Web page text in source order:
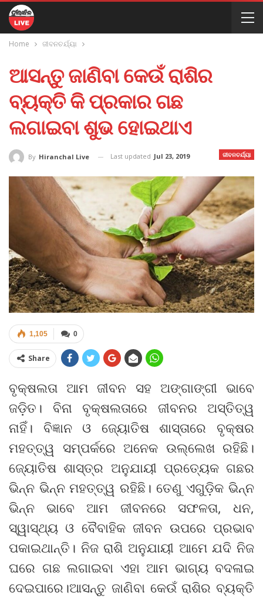
Home ଜୀବନଚର୍ଯ୍ୟା
ଆସନ୍ତୁ ଜାଣିବା କେଉଁ ରାଶିର
ବ୍ୟକ୍ତି କି ପ୍ରକାର ଗଛ
ଲଗାଇବା ଶୁଭ ହୋଇଥାଏ
ଜୀବନଚର୍ଯ୍ୟା
By Hiranchal Live Last updated Jul 23, 2019
0
1,105
Share
ବୃକ୍ଷଲତା ଆମ ଜୀବନ ସହ ଅଙ୍ଗାଙ୍ଗୀ ଭାବେ
ଜଡ଼ିତ। ବିନା ବୃକ୍ଷଲତାରେ ଜୀବନର ଅସ୍ତିତ୍ୱ
ନାହିଁ। ବିଜ୍ଞାନ ଓ ଜ୍ୟୋତିଷ ଶାସ୍ତାରେ ବୃକ୍ଷର
ମହତ୍ତ୍ୱ ସମ୍ପର୍କରେ ଅନେକ ଉଲ୍ଲେଖ ରହିଛି।
ଜ୍ୟୋତିଷ ଶାସ୍ତ୍ର ଅନୁଯାୟୀ ପ୍ରତ୍ୟେକ ଗଛର
ଭିନ୍ନ ଭିନ୍ନ ମହତ୍ତ୍ୱ ରହିଛି। ତେଣୁ ଏଗୁଡ଼ିକ ଭିନ୍ନ
ଭିନ୍ନ ଭାବେ ଆମ ଜୀବନରେ ସଫଳତା, ଧନ,
ସ୍ୱାସ୍ଥ୍ୟ ଓ ବୈବାହିକ ଜୀବନ ଉପରେ ପ୍ରଭାବ
ପକାଇଥାନ୍ତି। ନିଜ ରାଶି ଅନୁଯାୟୀ ଆମେ ଯଦି ନିଜ
ଘରେ ଗଛ ଲଗାଇବା ଏହା ଆମ ଭାଗ୍ୟ ବଦଳାଇ
ଦେଇପାରେ।ଆସନ୍ତୁ ଜାଣିବା କେଉଁ ରାଶିର ବ୍ୟକ୍ତି